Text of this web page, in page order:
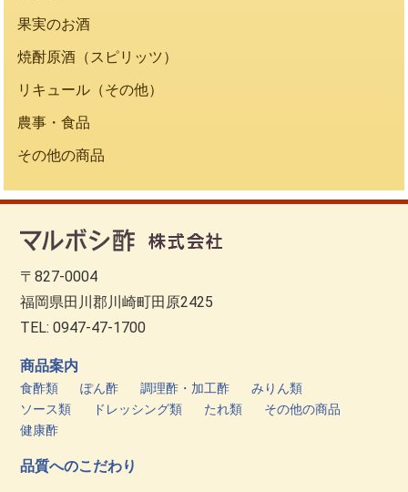
果実のお酒
焼酎原酒（スピリッツ）
リキュール（その他）
農事・食品
その他の商品
〒827-0004
福岡県田川郡川崎町田原2425
TEL: 0947-47-1700
商品案内
食酢類 ぽん酢 調理酢・加工酢
みりん類
ソース類
ドレッシング類 たれ類
その他の商品
健康酢
品質へのこだわり